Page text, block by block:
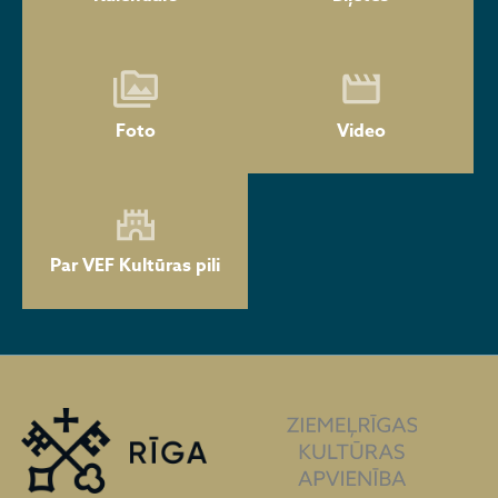
Foto Video
Par VEF Kultūras pili